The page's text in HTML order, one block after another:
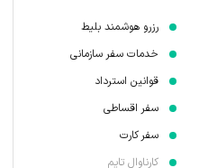
رزرو هوشمند بلیط
خدمات سفر سازمانی
قوانین استرداد
سفر اقساطی
سفر کارت
کارناوال تایم